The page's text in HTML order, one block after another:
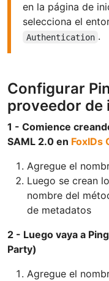
en la página de
selecciona el
Authentication .
Configurar
proveedor de
1 - Comience
SAML 2.0 en FoxIDs
Agregue el
Luego se crean
nombre del
de metadatos
2 - Luego vaya a
Party)
Agregue el